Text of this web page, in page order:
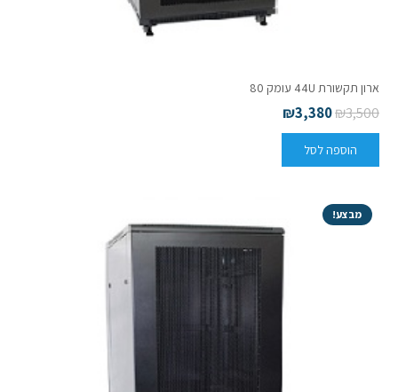
ארון תקשורת 44U עומק 80
₪3,500
₪3,380
הוספה לסל
מבצע!